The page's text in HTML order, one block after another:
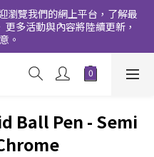
瀏覽我們的網上平台，了解最
多活動與內容將陸續更新，
。
Ball Pen - Semi